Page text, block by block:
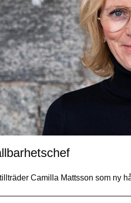
Camilla Mattsson som ny